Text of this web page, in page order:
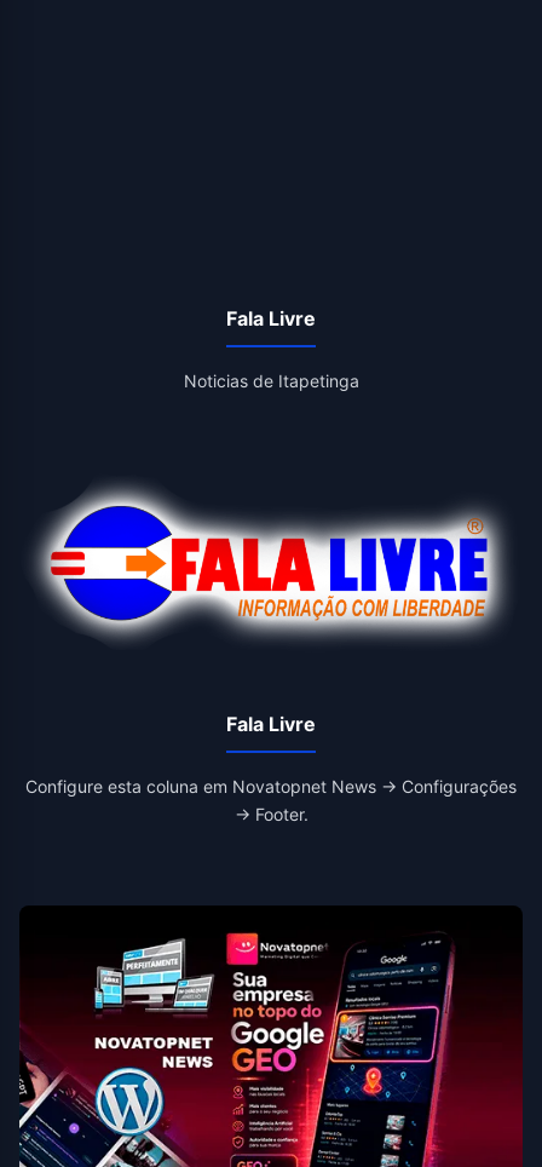
Fala Livre
Noticias de Itapetinga
Fala Livre
Configure esta coluna em Novatopnet News → Configurações
→ Footer.